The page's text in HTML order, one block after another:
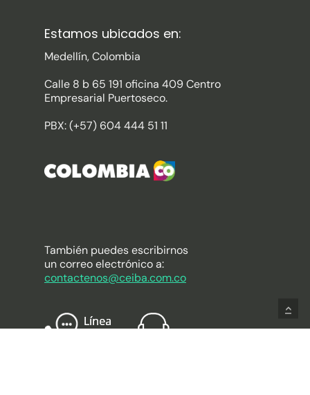
Estamos ubicados en:
Medellín, Colombia
Calle 8 b 65 191 oficina 409 Centro
Empresarial Puertoseco.
PBX: (+57) 604 444 51 11
También puedes escribirnos
un correo electrónico a:
contactenos@ceiba.com.co